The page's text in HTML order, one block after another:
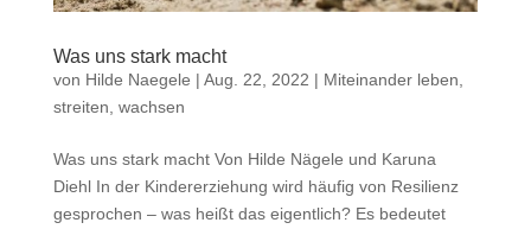
Was uns stark macht
von Hilde Naegele | Aug. 22, 2022 | Miteinander leben,
streiten, wachsen
Was uns stark macht Von Hilde Nägele und Karuna
Diehl In der Kindererziehung wird häufig von Resilienz
gesprochen – was heißt das eigentlich? Es bedeutet